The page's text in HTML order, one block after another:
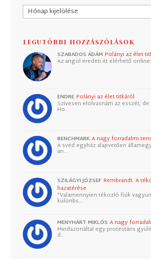
Archívum
LEGUTÓBBI HOZZÁSZÓLÁSOK
SZABADOS ÁDÁM Polányi az élet
Az angol eredeti itt elérhető
ENDRE Polányi az élet titkáról
Szívesen elolvasnám az esszét,
Ho…
BENCHMARK A nagy forradalmi
A svéd egyház alapvetően
an…
SZILÁGYI JÓZSEF Rembrandt: A
hazatérése
"Valamennyien tékozló fiúk
különbs…
MENYHÁRT MIKLÓS A nagy
Mindazonáltal egy protestáns
d…